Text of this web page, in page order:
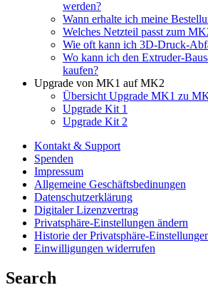
werden?
Wann erhalte ich meine
Welches Netzteil passt zum
Wie oft kann ich 3D-Druck-
Wo kann ich den Extruder-
kaufen?
Upgrade von MK1 auf MK2
Übersicht Upgrade MK1 zu
Upgrade Kit 1
Upgrade Kit 2
Kontakt & Support
Spenden
Impressum
Allgemeine Geschäftsbedinungen
Datenschutzerklärung
Digitaler Lizenzvertrag
Privatsphäre-Einstellungen ändern
Historie der Privatsphäre-
Einwilligungen widerrufen
Search